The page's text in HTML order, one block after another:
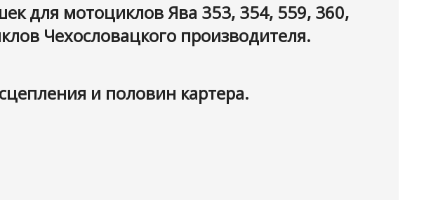
для мотоциклов Ява 353, 354, 559, 360,
Чехословацкого производителя.
и половин картера.